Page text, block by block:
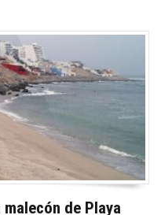
de Playa